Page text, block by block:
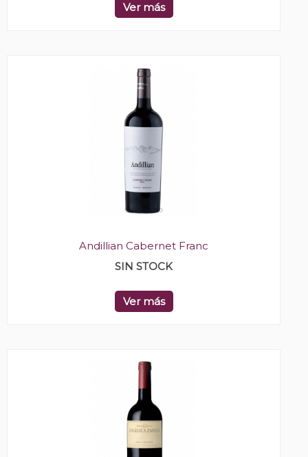
Ver más
Andillian Cabernet Franc
SIN STOCK
Ver más